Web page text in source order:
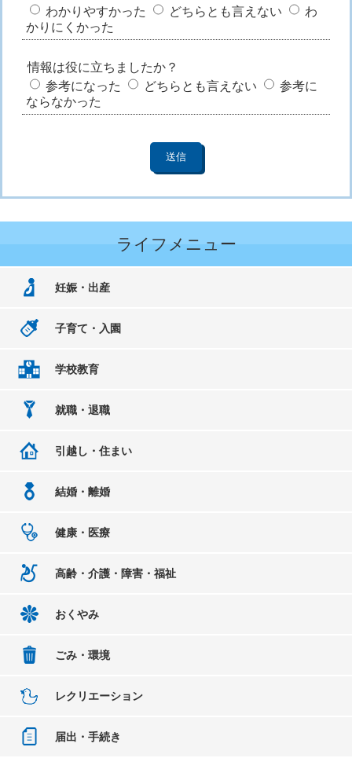
わかりやすかった
どちらとも言えない
わ
かりにくかった
情報は役に立ちましたか？
参考になった
どちらとも言えない
参考に
ならなかった
ライフメニュー
妊娠・出産
子育て・入園
学校教育
就職・退職
引越し・住まい
結婚・離婚
健康・医療
高齢・介護・障害・福祉
おくやみ
ごみ・環境
レクリエーション
届出・手続き